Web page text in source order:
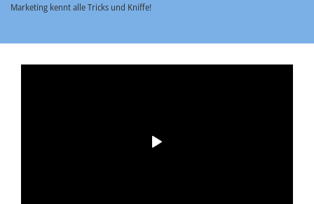
Marketing kennt alle Tricks und Kniffe!